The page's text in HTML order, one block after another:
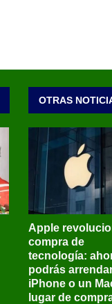
OTRAS
Apple
compra de
tecnología:
podrás
iPhone o un
lugar de